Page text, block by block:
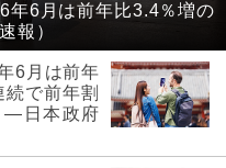
年6月は前年比3.4％増の
報）
6月は前年
で前年割
―日本政府